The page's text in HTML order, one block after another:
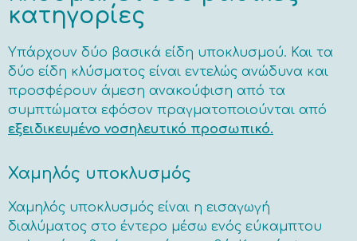
κατηγορίες
Υπάρχουν δύο βασικά είδη υποκλυσμού. Και τα
δύο είδη κλύσματος είναι εντελώς ανώδυνα και
προσφέρουν άμεση ανακούφιση από τα
συμπτώματα εφόσον πραγματοποιούνται από
εξειδικευμένο νοσηλευτικό προσωπικό.
Χαμηλός υποκλυσμός
Χαμηλός υποκλυσμός είναι η εισαγωγή
διαλύματος στο έντερο μέσω ενός εύκαμπτου